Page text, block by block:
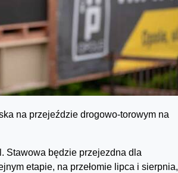
na przejeździe drogowo-torowym na
Stawowa będzie przejezdna dla
etapie, na przełomie lipca i sierpnia,